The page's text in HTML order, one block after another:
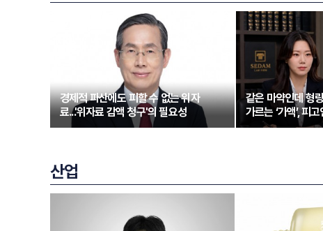
경제적 파산에도 피할 수 없는 위자
료...'위자료 감액 청구'의 필요성
같은 마약인데 형
가르는 ‘가액’, 피
산업